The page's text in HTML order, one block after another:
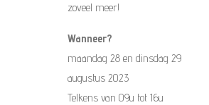
zoveel meer!
Wanneer?
maandag 28 en dinsdag 29
augustus 2023
Telkens van 09u tot 16u